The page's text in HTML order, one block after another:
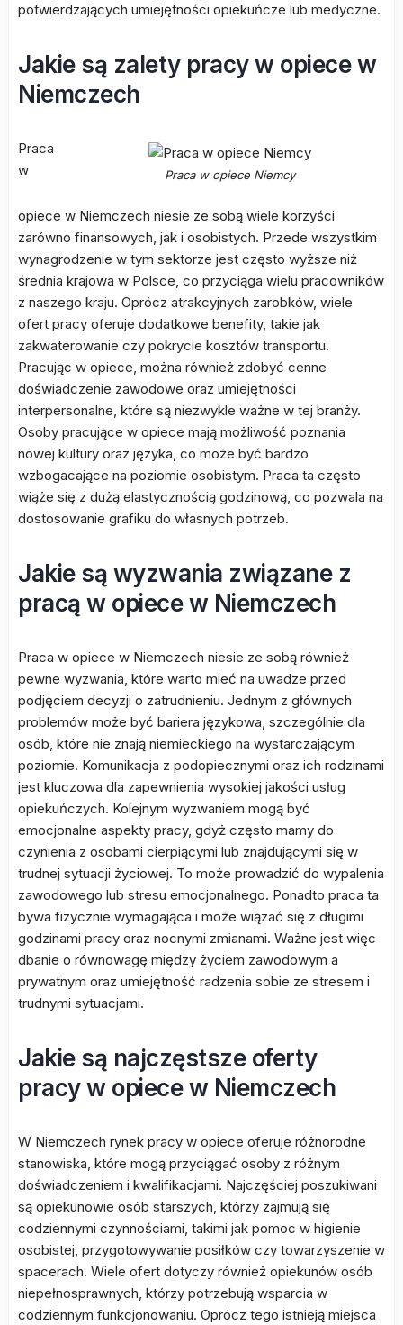
potwierdzających umiejętności opiekuńcze lub medyczne.
Jakie są zalety pracy w opiece w
Niemczech
Praca w opiece Niemcy
Praca
w
opiece w Niemczech niesie ze sobą wiele korzyści
zarówno finansowych, jak i osobistych. Przede wszystkim
wynagrodzenie w tym sektorze jest często wyższe niż
średnia krajowa w Polsce, co przyciąga wielu pracowników
z naszego kraju. Oprócz atrakcyjnych zarobków, wiele
ofert pracy oferuje dodatkowe benefity, takie jak
zakwaterowanie czy pokrycie kosztów transportu.
Pracując w opiece, można również zdobyć cenne
doświadczenie zawodowe oraz umiejętności
interpersonalne, które są niezwykle ważne w tej branży.
Osoby pracujące w opiece mają możliwość poznania
nowej kultury oraz języka, co może być bardzo
wzbogacające na poziomie osobistym. Praca ta często
wiąże się z dużą elastycznością godzinową, co pozwala na
dostosowanie grafiku do własnych potrzeb.
Jakie są wyzwania związane z
pracą w opiece w Niemczech
Praca w opiece w Niemczech niesie ze sobą również
pewne wyzwania, które warto mieć na uwadze przed
podjęciem decyzji o zatrudnieniu. Jednym z głównych
problemów może być bariera językowa, szczególnie dla
osób, które nie znają niemieckiego na wystarczającym
poziomie. Komunikacja z podopiecznymi oraz ich rodzinami
jest kluczowa dla zapewnienia wysokiej jakości usług
opiekuńczych. Kolejnym wyzwaniem mogą być
emocjonalne aspekty pracy, gdyż często mamy do
czynienia z osobami cierpiącymi lub znajdującymi się w
trudnej sytuacji życiowej. To może prowadzić do wypalenia
zawodowego lub stresu emocjonalnego. Ponadto praca ta
bywa fizycznie wymagająca i może wiązać się z długimi
godzinami pracy oraz nocnymi zmianami. Ważne jest więc
dbanie o równowagę między życiem zawodowym a
prywatnym oraz umiejętność radzenia sobie ze stresem i
trudnymi sytuacjami.
Jakie są najczęstsze oferty
pracy w opiece w Niemczech
W Niemczech rynek pracy w opiece oferuje różnorodne
stanowiska, które mogą przyciągać osoby z różnym
doświadczeniem i kwalifikacjami. Najczęściej poszukiwani
są opiekunowie osób starszych, którzy zajmują się
codziennymi czynnościami, takimi jak pomoc w higienie
osobistej, przygotowywanie posiłków czy towarzyszenie w
spacerach. Wiele ofert dotyczy również opiekunów osób
niepełnosprawnych, którzy potrzebują wsparcia w
codziennym funkcjonowaniu. Oprócz tego istnieją miejsca